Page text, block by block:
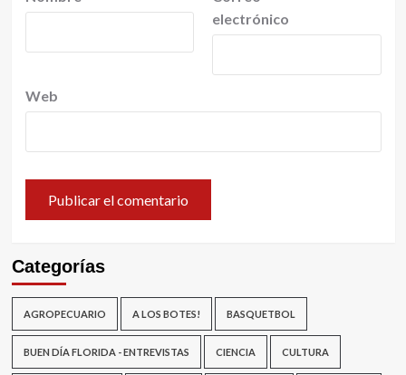
electrónico
Web
Categorías
AGROPECUARIO A LOS BOTES! BASQUETBOL
BUEN DÍA FLORIDA - ENTREVISTAS CIENCIA CULTURA